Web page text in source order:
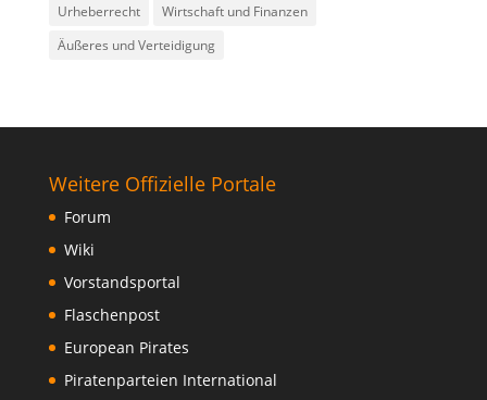
Urheberrecht
Wirtschaft und Finanzen
Äußeres und Verteidigung
Weitere Offizielle Portale
Forum
Wiki
Vorstandsportal
Flaschenpost
European Pirates
Piratenparteien International